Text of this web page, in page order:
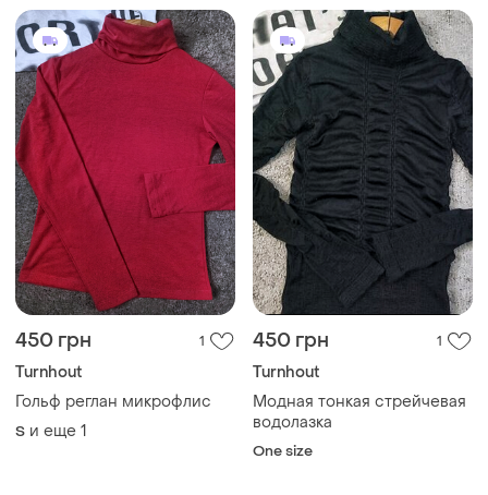
450 грн 1
Turnhout
Гольф реглан микрофлис
S и еще 1
450 грн 1
Turnhout
Модная тонкая стрейчевая
водолазка
One size